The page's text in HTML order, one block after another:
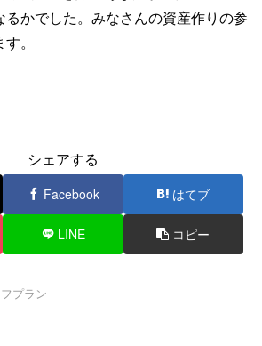
るかでした。みなさんの資産作りの参
。
シェアする
Facebook はてブ
LINE コピー
プラン